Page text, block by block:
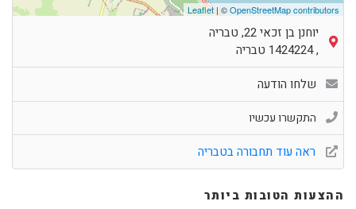
Leaflet| ©OpenStreetMap contributors
יוחנן בן זכאי 22, טבריה
,
1424224 טבריה
שלחו הודעה
התקשרו עכשיו
ראה עוד תחבורה בטבריה
ההצעות הטובות ביותר